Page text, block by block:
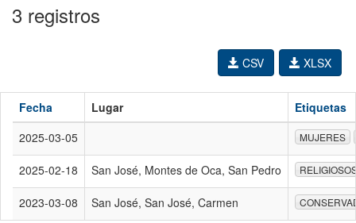
3 registros
XLSX
CSV
Fecha Lugar
Etiquetas
2025-03-05
MUJERES
2025-02-18 San José, Montes de Oca, San Pedro
2023-03-08 San José, San José, Carmen